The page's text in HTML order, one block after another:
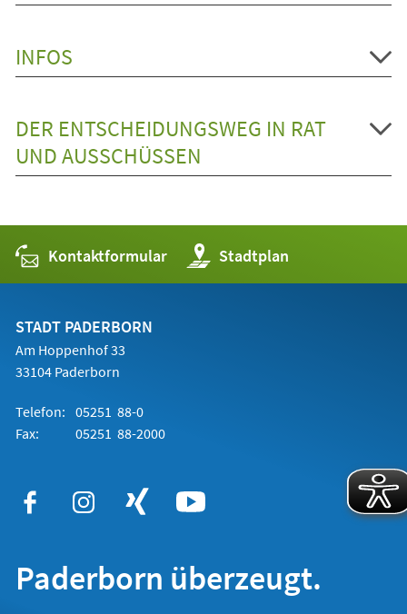
INFOS
DER ENTSCHEIDUNGSWEG IN RAT
UND AUSSCHÜSSEN
Kontaktformular Stadtplan
(Öffnet
in
einem
STADT PADERBORN
Am Hoppenhof 33
33104 Paderborn
Telefon: 05251 88-0
Fax:
05251 88-2000
Paderborn überzeugt.